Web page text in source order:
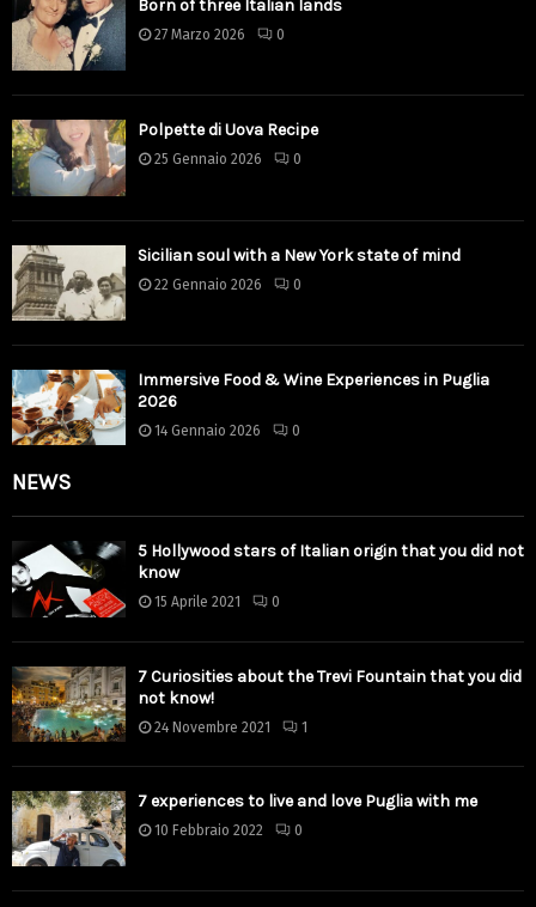
Born of three Italian lands
27 Marzo 2026 0
Polpette di Uova Recipe
25 Gennaio 2026 0
Sicilian soul with a New York state of mind
22 Gennaio 2026 0
Immersive Food & Wine Experiences in Puglia
2026
14 Gennaio 2026 0
NEWS
5 Hollywood stars of Italian origin that you did not
know
15 Aprile 2021 0
7 Curiosities about the Trevi Fountain that you did
not know!
24 Novembre 2021 1
7 experiences to live and love Puglia with me
10 Febbraio 2022 0